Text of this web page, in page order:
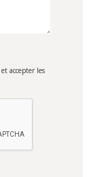
et accepter les